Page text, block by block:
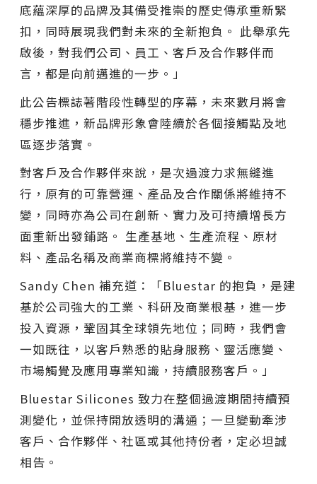
底蘊深厚的品牌及其備受推崇的歷史傳承重新緊
扣，同時展現我們對未來的全新抱負。 此舉承先
啟後，對我們公司、員工、客戶及合作夥伴而
言，都是向前邁進的一步。」
此公告標誌著階段性轉型的序幕，未來數月將會
穩步推進，新品牌形象會陸續於各個接觸點及地
區逐步落實。
對客戶及合作夥伴來說，是次過渡力求無縫進
行，原有的可靠營運、產品及合作關係將維持不
變，同時亦為公司在創新、實力及可持續增長方
面重新出發鋪路。 生產基地、生產流程、原材
料、產品名稱及商業商標將維持不變。
Sandy Chen 補充道：「Bluestar 的抱負，是建
基於公司強大的工業、科研及商業根基，進一步
投入資源，鞏固其全球領先地位；同時，我們會
一如既往，以客戶熟悉的貼身服務、靈活應變、
市場觸覺及應用專業知識，持續服務客戶。」
Bluestar Silicones 致力在整個過渡期間持續預
測變化，並保持開放透明的溝通；一旦變動牽涉
客戶、合作夥伴、社區或其他持份者，定必坦誠
相告。